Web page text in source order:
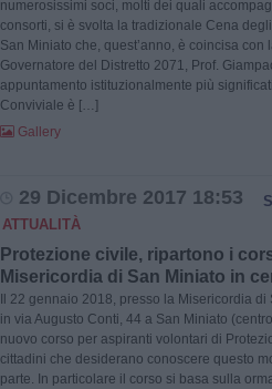
numerosissimi soci, molti dei quali
consorti, si è svolta la tradizionale Cena
San Miniato che, quest’anno, è coincisa con
Governatore del Distretto 2071, Prof.
appuntamento istituzionalmente più
Conviviale è […]
Gallery
29 Dicembre 2017 18:53
ATTUALITÀ
Protezione civile, ripartono i
Misericordia di San Miniato in
Il 22 gennaio 2018, presso la Misericordia
in via Augusto Conti, 44 a San Miniato
nuovo corso per aspiranti volontari di
cittadini che desiderano conoscere questo
parte. In particolare il corso si basa sulla